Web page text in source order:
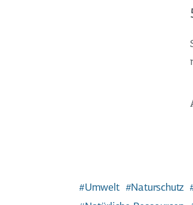
Umwelt Naturschutz